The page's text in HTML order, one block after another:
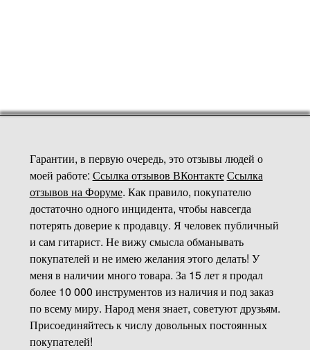
Гарантии, в первую очередь, это отзывы людей о
моей работе: Ссылка отзывов ВКонтактеСсылка
отзывов на Форуме. Как правило, покупателю
достаточно одного инцидента, чтобы навсегда
потерять доверие к продавцу. Я человек публичный
и сам гитарист. Не вижу смысла обманывать
покупателей и не имею желания этого делать! У
меня в наличии много товара. За 15 лет я продал
более 10 000 инструментов из наличия и под заказ
по всему миру. Народ меня знает, советуют друзьям.
Присоединяйтесь к числу довольных постоянных
покупателей!